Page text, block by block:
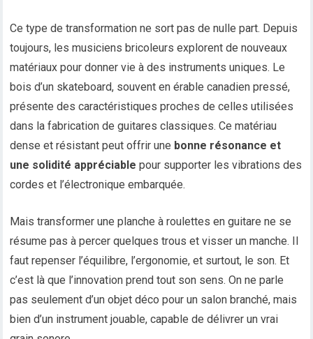
Ce type de transformation ne sort pas de nulle part. Depuis
toujours, les musiciens bricoleurs explorent de nouveaux
matériaux pour donner vie à des instruments uniques. Le
bois d’un skateboard, souvent en érable canadien pressé,
présente des caractéristiques proches de celles utilisées
dans la fabrication de guitares classiques. Ce matériau
dense et résistant peut offrir une bonne résonance et
une solidité appréciable pour supporter les vibrations des
cordes et l’électronique embarquée.
Mais transformer une planche à roulettes en guitare ne se
résume pas à percer quelques trous et visser un manche. Il
faut repenser l’équilibre, l’ergonomie, et surtout, le son. Et
c’est là que l’innovation prend tout son sens. On ne parle
pas seulement d’un objet déco pour un salon branché, mais
bien d’un instrument jouable, capable de délivrer un vrai